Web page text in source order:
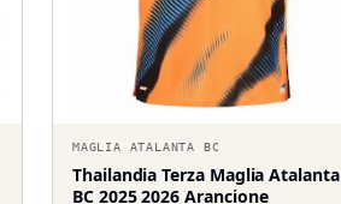
MAGLIA ATALANTA BC
Thailandia Terza Maglia Atalanta
BC 2025 2026 Arancione